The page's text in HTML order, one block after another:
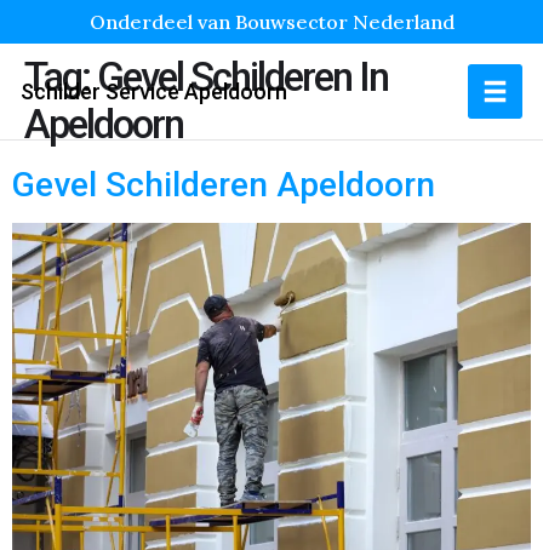
Onderdeel van Bouwsector Nederland
Schilder Service Apeldoorn
Tag:Gevel Schilderen In
Apeldoorn
Gevel Schilderen Apeldoorn